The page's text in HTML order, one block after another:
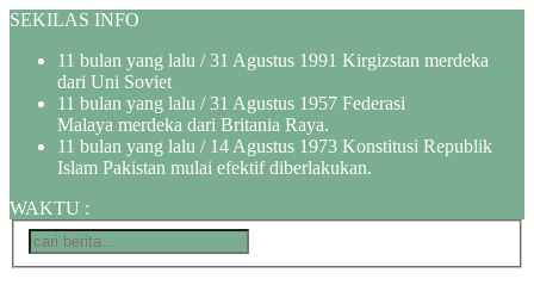
SEKILAS INFO
11 bulan yang lalu / 31 Agustus 1991 Kirgizstan merdeka
dari Uni Soviet
11 bulan yang lalu / 31 Agustus 1957 Federasi
Malaya merdeka dari Britania Raya.
11 bulan yang lalu / 14 Agustus 1973 Konstitusi Republik
Islam Pakistan mulai efektif diberlakukan.
WAKTU :